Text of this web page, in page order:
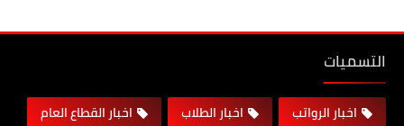
التسميات
اخبار الرواتب اخبار الطلاب
اخبار القطاع العام